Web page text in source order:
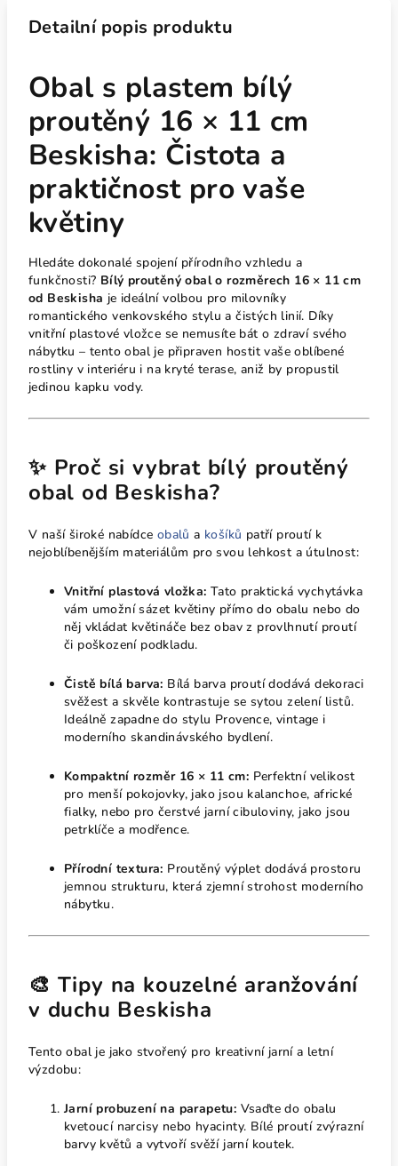
Detailní popis produktu
Obal s plastem bílý
proutěný 16 × 11 cm
Beskisha: Čistota a
praktičnost pro vaše
květiny
Hledáte dokonalé spojení přírodního vzhledu a
funkčnosti? Bílý proutěný obal o rozměrech 16 × 11 cm
od Beskisha je ideální volbou pro milovníky
romantického venkovského stylu a čistých linií. Díky
vnitřní plastové vložce se nemusíte bát o zdraví svého
nábytku – tento obal je připraven hostit vaše oblíbené
rostliny v interiéru i na kryté terase, aniž by propustil
jedinou kapku vody.
✨ Proč si vybrat bílý proutěný
obal od Beskisha?
V naší široké nabídce obalů a košíků patří proutí k
nejoblíbenějším materiálům pro svou lehkost a útulnost:
Vnitřní plastová vložka: Tato praktická vychytávka
vám umožní sázet květiny přímo do obalu nebo do
něj vkládat květináče bez obav z provlhnutí proutí
či poškození podkladu.
Čistě bílá barva: Bílá barva proutí dodává dekoraci
svěžest a skvěle kontrastuje se sytou zelení listů.
Ideálně zapadne do stylu Provence, vintage i
moderního skandinávského bydlení.
Kompaktní rozměr 16 × 11 cm: Perfektní velikost
pro menší pokojovky, jako jsou kalanchoe, africké
fialky, nebo pro čerstvé jarní cibuloviny, jako jsou
petrklíče a modřence.
Přírodní textura: Proutěný výplet dodává prostoru
jemnou strukturu, která zjemní strohost moderního
nábytku.
🎨 Tipy na kouzelné aranžování
v duchu Beskisha
Tento obal je jako stvořený pro kreativní jarní a letní
výzdobu:
Jarní probuzení na parapetu: Vsaďte do obalu
kvetoucí narcisy nebo hyacinty. Bílé proutí zvýrazní
barvy květů a vytvoří svěží jarní koutek.